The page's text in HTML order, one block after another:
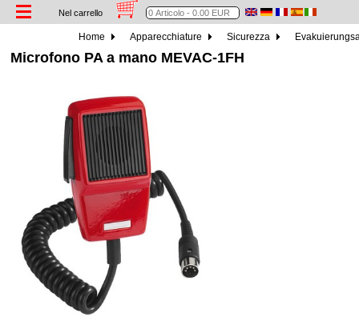
Nel carrello
Home Apparecchiature Sicurezza
Microfono PA a mano MEVAC-1FH